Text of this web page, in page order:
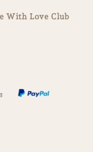
With Love Club